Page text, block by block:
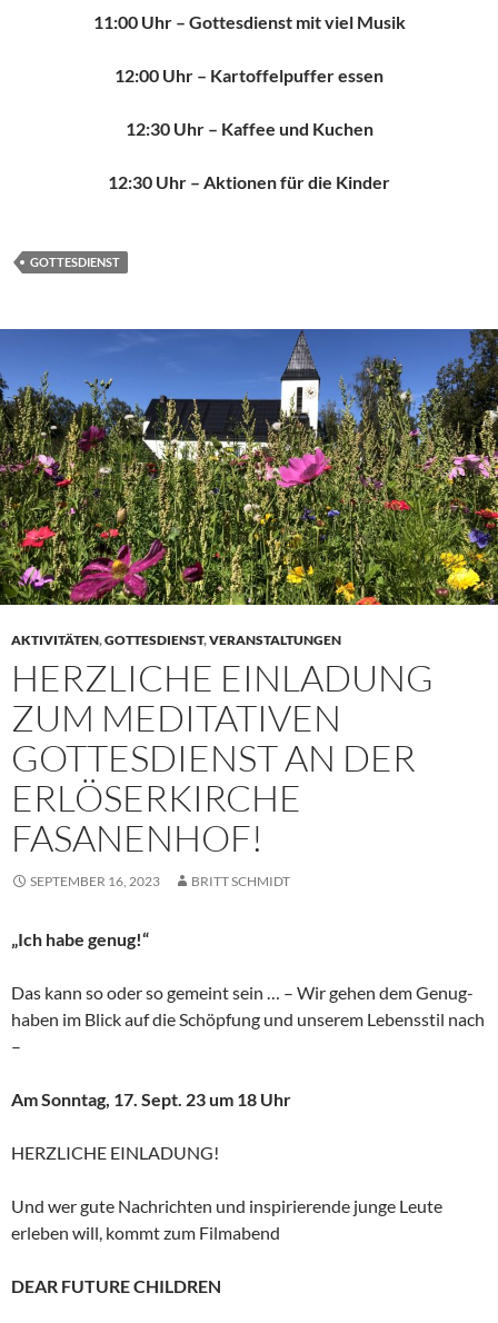
11:00 Uhr – Gottesdienst mit viel Musik
12:00 Uhr – Kartoffelpuffer essen
12:30 Uhr – Kaffee und Kuchen
12:30 Uhr – Aktionen für die Kinder
GOTTESDIENST
AKTIVITÄTEN,GOTTESDIENST,VERANSTALTUNGEN
HERZLICHE EINLADUNG
ZUM MEDITATIVEN
GOTTESDIENST AN DER
ERLÖSERKIRCHE
FASANENHOF!
SEPTEMBER 16, 2023 BRITT SCHMIDT
„Ich habe genug!“
Das kann so oder so gemeint sein … – Wir gehen dem Genug-
haben im Blick auf die Schöpfung und unserem Lebensstil nach
–
Am Sonntag, 17. Sept. 23 um 18 Uhr
HERZLICHE EINLADUNG!
Und wer gute Nachrichten und inspirierende junge Leute
erleben will, kommt zum Filmabend
DEAR FUTURE CHILDREN